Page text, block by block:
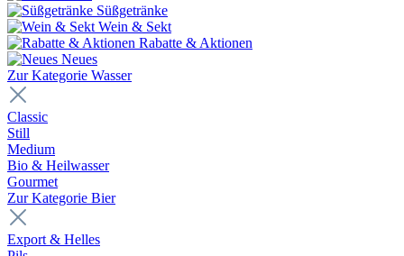
Süßgetränke
Wein & Sekt
Rabatte & Aktionen
Neues
Zur Kategorie Wasser
Classic
Still
Medium
Bio & Heilwasser
Gourmet
Zur Kategorie Bier
Export & Helles